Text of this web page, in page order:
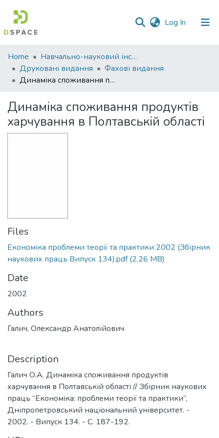
Log In (current)
Communities
&
Collections
Statistics
Home
Навчально-науковий інститут економіки, управління, права та інформаційних технологій
Друковані видання
Фахові видання
Динаміка споживання продуктів харчування в Полтавській області
Динаміка споживання продуктів
харчування в Полтавській області
Files
Економіка проблеми теорії та практики 2002 (Збірник
наукових праць Випуск 134).pdf(2.26 MB)
Date
2002
Authors
Галич, Олександр Анатолійович
Description
Галич О.А. Динаміка споживання продуктів
харчування в Полтавській області // Збірник наукових
праць “Економіка: проблеми теорії та практики”,
Дніпропетровський національний університет. -
2002. - Випуск 134. - С. 187-192.